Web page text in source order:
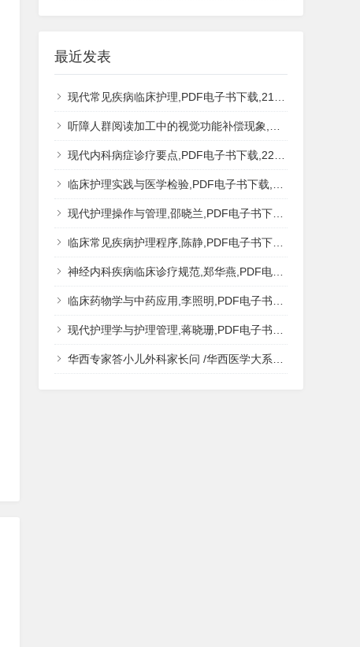
最近发表
现代常见疾病临床护理,PDF电子书下载,217MB,网盘资源
听障人群阅读加工中的视觉功能补偿现象,秦钊,PDF电子书下载,网盘资源
现代内科病症诊疗要点,PDF电子书下载,223MB,网盘资源
临床护理实践与医学检验,PDF电子书下载,193MB,网盘资源
现代护理操作与管理,邵晓兰,PDF电子书下载,242MB,网盘资源
临床常见疾病护理程序,陈静,PDF电子书下载,185MB,网盘资源
神经内科疾病临床诊疗规范,郑华燕,PDF电子书下载,188MB,网盘资源
临床药物学与中药应用,李照明,PDF电子书下载,202MB,网盘资源
现代护理学与护理管理,蒋晓珊,PDF电子书下载,223MB,网盘资源
华西专家答小儿外科家长问 /华西医学大系?医学科普,PDF电子书网盘下载